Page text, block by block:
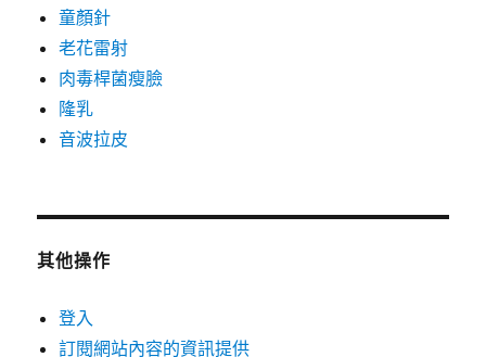
童顏針
老花雷射
肉毒桿菌瘦臉
隆乳
音波拉皮
其他操作
登入
訂閱網站內容的資訊提供